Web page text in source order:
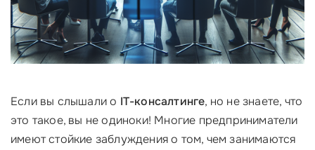
Если вы слышали о IT-консалтинге, но не знаете, что
это такое, вы не одиноки! Многие предприниматели
имеют стойкие заблуждения о том, чем занимаются